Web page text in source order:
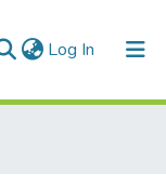
Log In (current)